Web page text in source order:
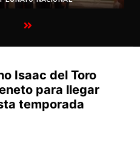
Isaac del Toro
para llegar
temporada